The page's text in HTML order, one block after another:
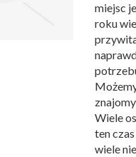
miejsc
roku
Wiele
ten
wiele